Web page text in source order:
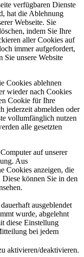
verfügbaren Dienste
hat die Ablehnung
Webseite. Sie
indem Sie Ihre
aller Cookies auf
immer aufgefordert,
Sie unsere Website
Cookies ablehnen
wieder nach Cookies
Cookie für Ihre
jederzeit abmelden oder
vollumfänglich nutzen
alle gesetzten
auf unserer
Aus
Cookies anzeigen, die
können Sie in den
ausgeblendet
wurde, abgelehnt
diese Einstellung
bei jedem
aktivieren/deaktivieren.